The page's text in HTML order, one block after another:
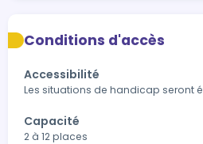
Conditions d'accès
Accessibilité
Les situations de handicap seront
Capacité
2 à 12 places